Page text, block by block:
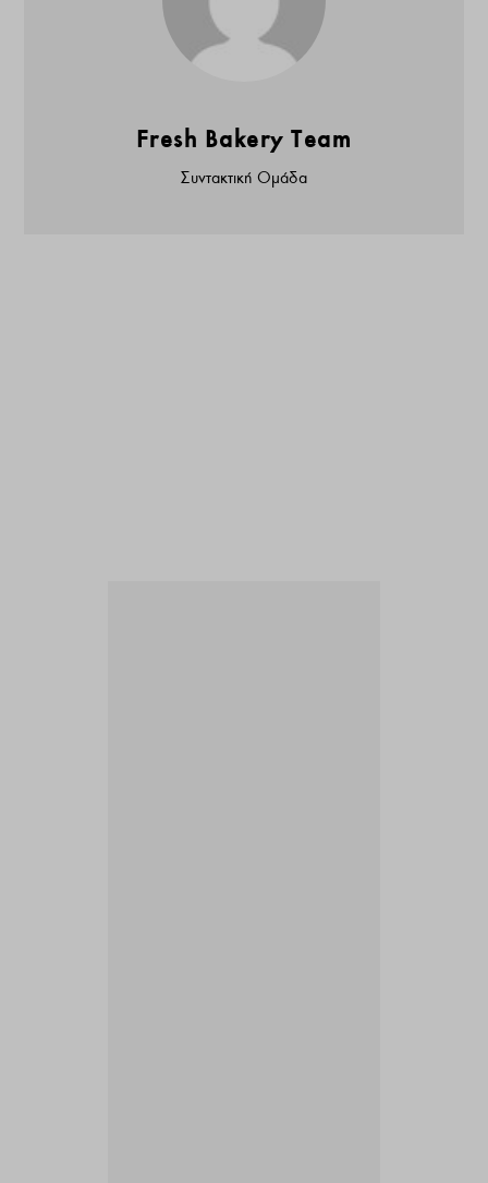
Fresh Bakery Team
Συντακτική Ομάδα